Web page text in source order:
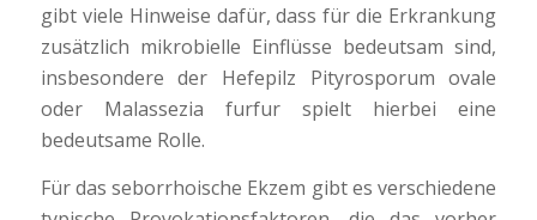
gibt viele Hinweise dafür, dass für die Erkrankung
zusätzlich mikrobielle Einflüsse bedeutsam sind,
insbesondere der Hefepilz Pityrosporum ovale
oder Malassezia furfur spielt hierbei eine
bedeutsame Rolle.
Für das seborrhoische Ekzem gibt es verschiedene